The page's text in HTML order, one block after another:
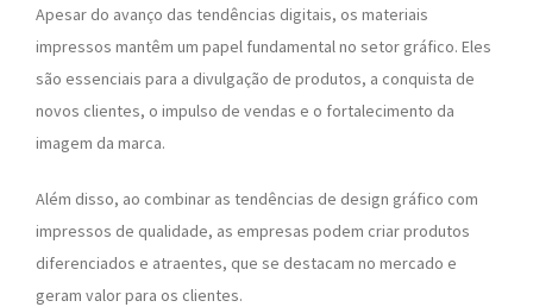
Apesar do avanço das tendências digitais, os materiais
impressos mantêm um papel fundamental no setor gráfico. Eles
são essenciais para a divulgação de produtos, a conquista de
novos clientes, o impulso de vendas e o fortalecimento da
imagem da marca.
Além disso, ao combinar as tendências de design gráfico com
impressos de qualidade, as empresas podem criar produtos
diferenciados e atraentes, que se destacam no mercado e
geram valor para os clientes.